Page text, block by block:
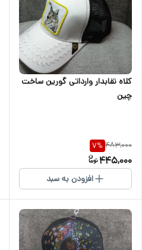
کلاه نقابدار وارداتی گورین ساخت
چین
483,000
7%
445,000
افزودن به سبد